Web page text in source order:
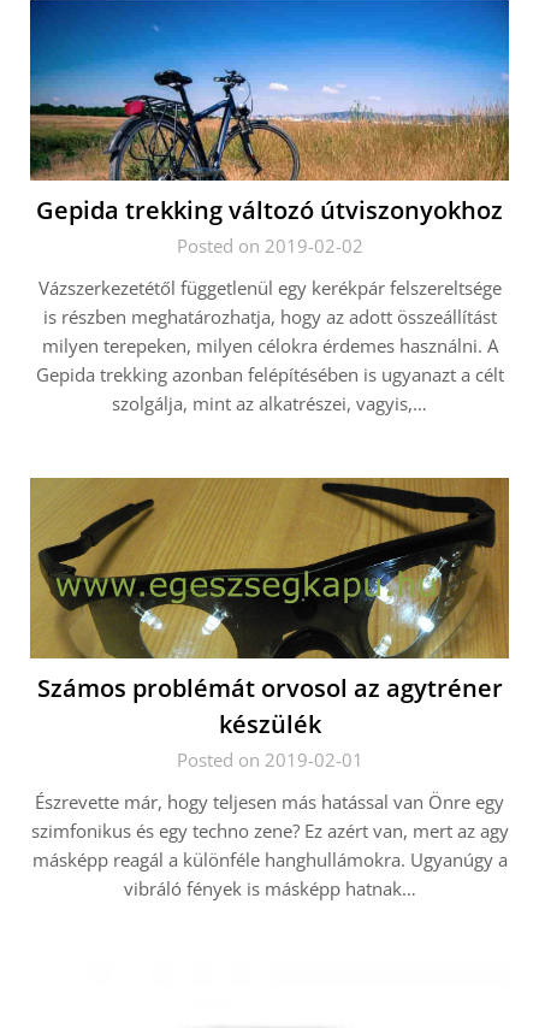
Gepida trekking változó útviszonyokhoz
Posted on 2019-02-02
Vázszerkezetétől függetlenül egy kerékpár felszereltsége
is részben meghatározhatja, hogy az adott összeállítást
milyen terepeken, milyen célokra érdemes használni. A
Gepida trekking azonban felépítésében is ugyanazt a célt
szolgálja, mint az alkatrészei, vagyis,…
Számos problémát orvosol az agytréner
készülék
Posted on 2019-02-01
Észrevette már, hogy teljesen más hatással van Önre egy
szimfonikus és egy techno zene? Ez azért van, mert az agy
másképp reagál a különféle hanghullámokra. Ugyanúgy a
vibráló fények is másképp hatnak…